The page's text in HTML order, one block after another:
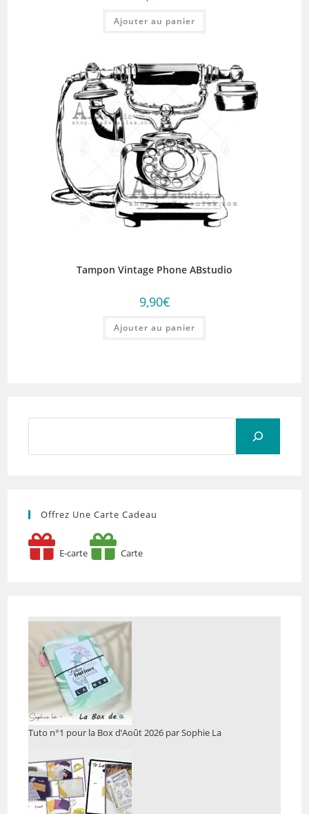
Ajouter au panier
Tampon Vintage Phone ABstudio
9,90€
Ajouter au panier
Offrez Une Carte Cadeau
E-carte Carte
Tuto n°1 pour la Box d’Août 2026 par Sophie La